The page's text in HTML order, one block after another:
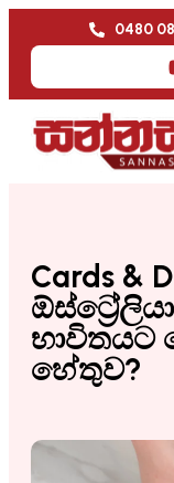
0480
Cards &
හේතුව?